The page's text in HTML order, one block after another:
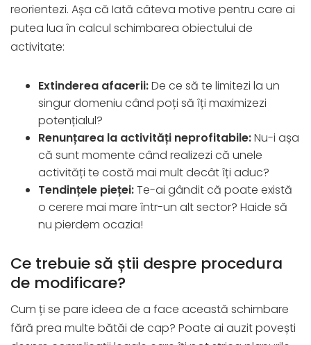
reorientezi. Așa că Iată câteva motive pentru care ai
putea lua în calcul schimbarea obiectului de
activitate:
Extinderea afacerii:De ce să te limitezi la un
singur domeniu când poți să îți maximizezi
potențialul?
Renunțarea la activități neprofitabile:Nu-i așa
că sunt momente când realizezi că unele
activități te costă mai mult decât îți aduc?
Tendințele pieței:Te-ai gândit că poate există
o cerere mai mare într-un alt sector? Haide să
nu pierdem ocazia!
Ce trebuie să știi despre procedura
de modificare?
Cum ți se pare ideea de a face această schimbare
fără prea multe bătăi de cap? Poate ai auzit povești